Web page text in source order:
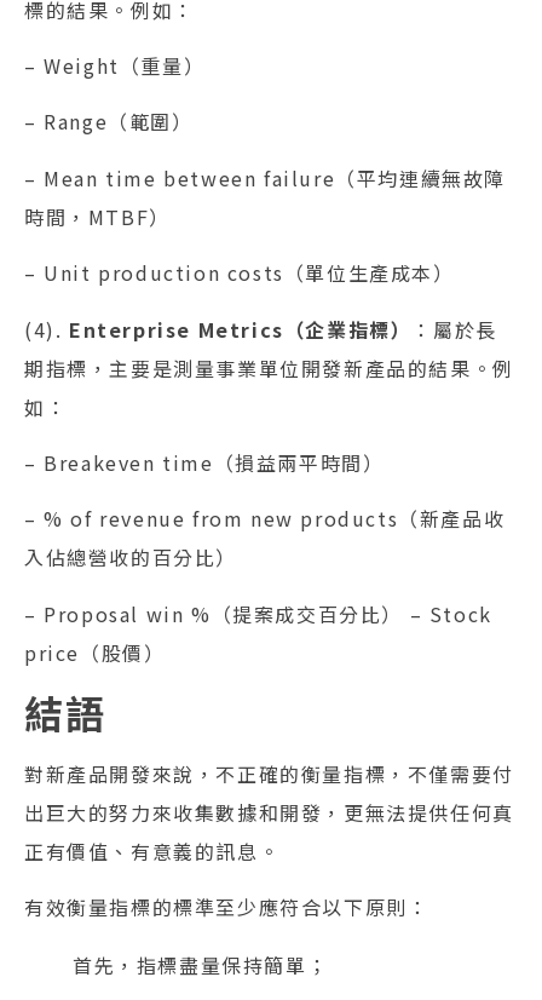
標的結果。例如：
– Weight（重量）
– Range（範圍）
– Mean time between failure（平均連續無故障
時間，MTBF）
– Unit production costs（單位生產成本）
(4). Enterprise Metrics（企業指標）
：屬於長
期指標，主要是測量事業單位開發新產品的結果。例
如：
– Breakeven time（損益兩平時間）
– % of revenue from new products（新產品收
入佔總營收的百分比）
– Proposal win %（提案成交百分比） – Stock
price（股價）
結語
對新產品開發來說，不正確的衡量指標，不僅需要付
出巨大的努力來收集數據和開發，更無法提供任何真
正有價值、有意義的訊息。
有效衡量指標的標準至少應符合以下原則：
首先，指標盡量保持簡單；